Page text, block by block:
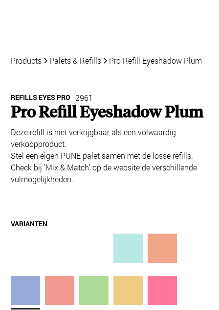
Products Palets & Refills Pro Refill Eyeshadow Plum
REFILLS EYES PRO 2961
Pro Refill Eyeshadow Plum
Deze refill is niet verkrijgbaar als een volwaardig
verkoopproduct.
Stel een eigen PUNE palet samen met de losse refills.
Check bij 'Mix & Match' op de website de verschillende
vulmogelijkheden.
VARIANTEN